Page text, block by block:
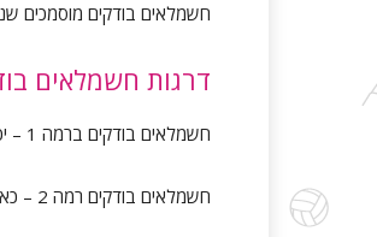
חשמלאים בודקים מוסמכים
דרגות חשמלאים
חשמלאים בודקים ברמה 1 – יכולים לבדוק זרמים נמוכים יחסית, המתאימים יותר בבתים פרטיים ומשרדים קטנים.
חשמלאים בודקים רמה 2 – כאן כבר מדובר על משרדים גדולים יותר, בתי עסק בינוניים ומפעלים עם מספר מכונות.